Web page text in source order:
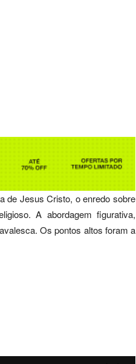
de Jesus Cristo, o enredo sobre
A abordagem figurativa,
Os pontos altos foram a